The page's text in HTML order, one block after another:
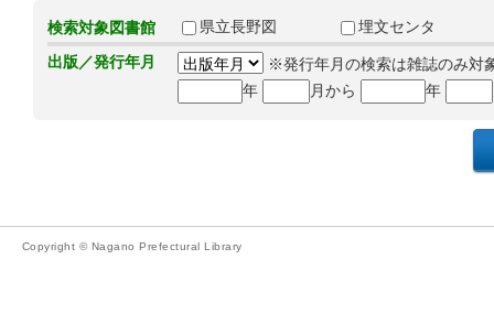
検索対象図書館 県立長野図
埋文センタ
出版／発行年月
※発行年月の検索は雑誌のみ対
年
月から 年
Copyright © Nagano Prefectural Library